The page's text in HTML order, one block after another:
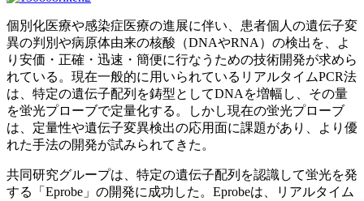
個別化医療や感染症医療の進展に伴い、患者個人の遺伝子変
異の判別や病原体由来の核酸（DNAやRNA）の検出を、よ
り安価・正確・迅速・簡便に行なうための技術開発が求めら
れている。現在一般的に用いられているリアルタイムPCR法
は、特定の遺伝子配列を鋳型としてDNAを増幅し、その量
を蛍光プローブで定量化する。しかし現在の蛍光プローブ
は、定量性や遺伝子変異検出の応用面に課題があり、より優
れた手法の開発が試みられてきた。
共同研究グループは、特定の遺伝子配列を認識して蛍光を発
する「Eprobe」の開発に成功した。Eprobeは、リアルタイム